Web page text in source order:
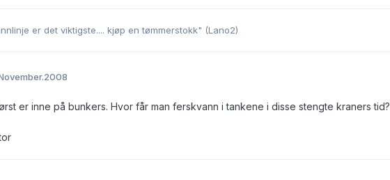
er det viktigste.... kjøp en tømmerstokk" (Lano2)
er inne på bunkers. Hvor får man ferskvann i tankene i disse stengte kraners tid?